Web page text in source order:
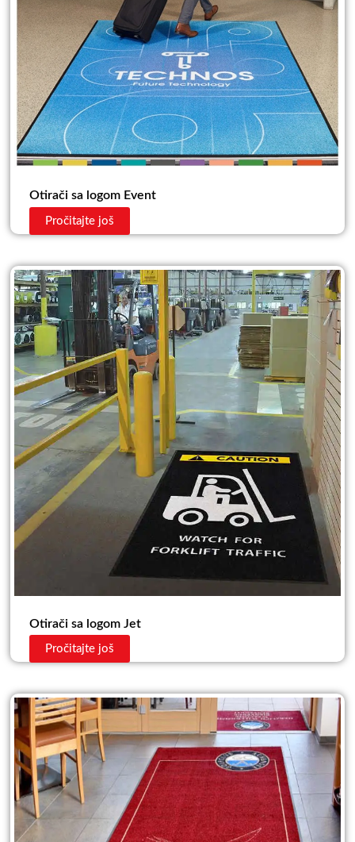
Otirači sa logom Event
Pročitajte još
Otirači sa logom Jet
Pročitajte još